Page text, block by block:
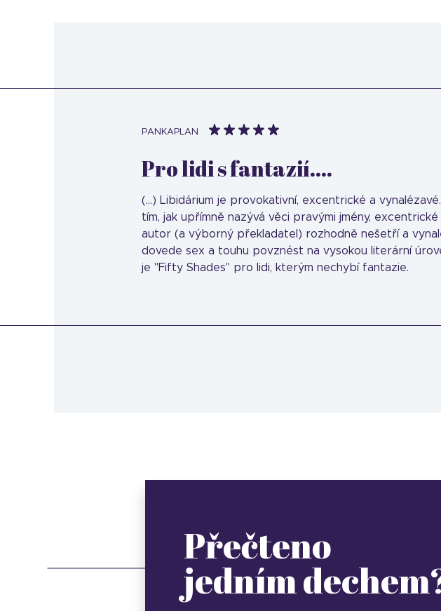
PANKAPLAN
Pro lidi s fantazií....
(...) Libidárium je provokativní, excentrické a
tím, jak upřímně nazývá věci pravými jmény,
autor (a výborný překladatel) rozhodně nešetří a
dovede sex a touhu povznést na vysokou literární
je "Fifty Shades" pro lidi, kterým nechybí fantazie.
Přečteno
jedním